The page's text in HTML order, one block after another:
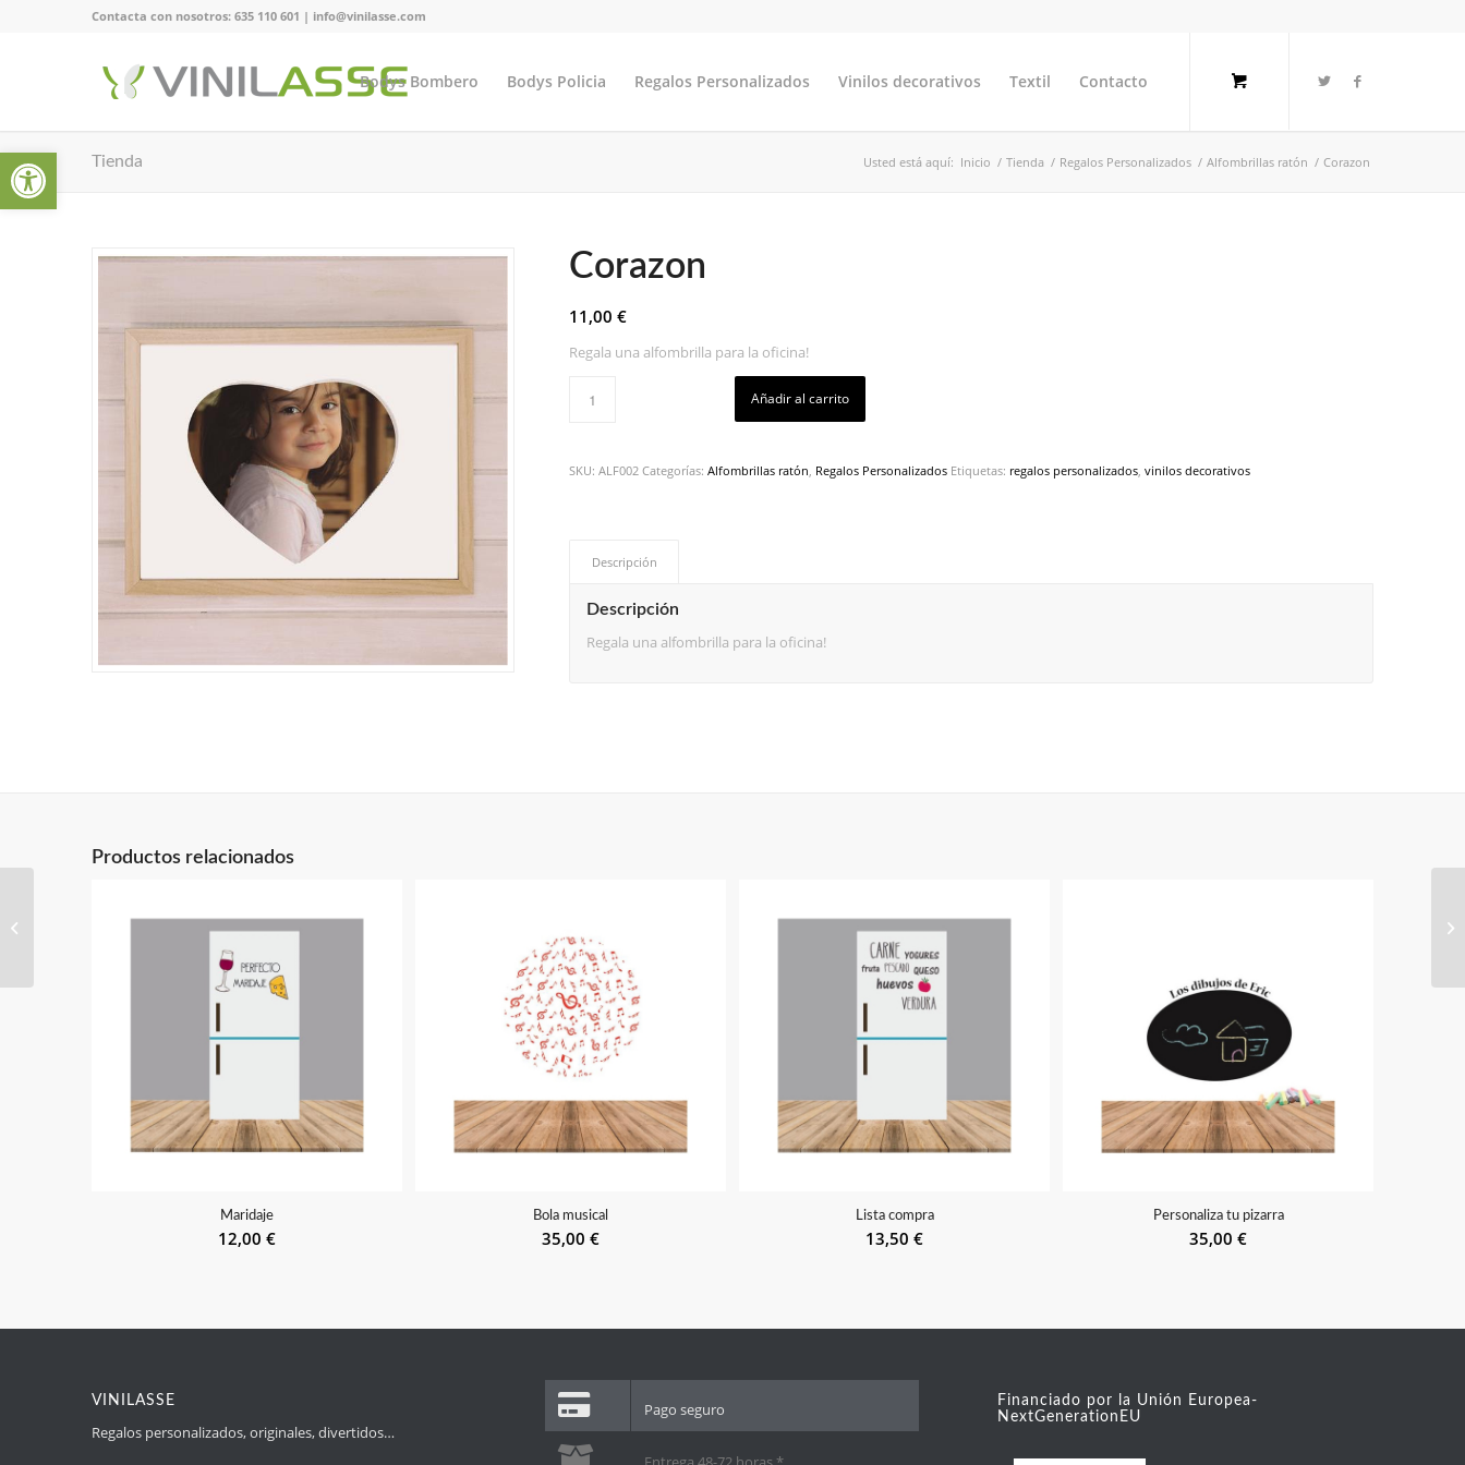
Contacta con nosotros: 635 110 601 | info@vinilasse.com
Bodys Bombero Bodys Policia Regalos Personalizados Vinilos decorativos Textil Contacto
Tienda Usted está aquí: Inicio / Tienda / Regalos Personalizados / Alfombrillas ratón / Corazon
Corazon
11,00 €
Regala una alfombrilla para la oficina!
Añadir al carrito
SKU: ALF002 Categorías: Alfombrillas ratón, Regalos Personalizados Etiquetas: regalos personalizados, vinilos decorativos
Descripción
Descripción
Regala una alfombrilla para la oficina!
Productos relacionados
Maridaje
12,00 €
Bola musical
35,00 €
Lista compra
13,50€
Personaliza tu pizarra
35,00€
VINILASSE
Regalos personalizados, originales, divertidos…
Pago seguro
Financiado por la Unión Europea-
NextGenerationEU
Abrir barra de herramientas